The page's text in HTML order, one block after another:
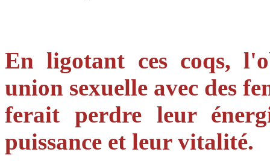
En ligotant ces coqs,
union sexuelle avec des
ferait perdre leur
puissance et leur vitalité.